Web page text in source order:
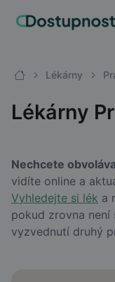
Lékárny
Lékárny
Nechcete
vidíte online a
Vyhledejte si lék a
pokud zrovna není
vyzvednutí druhý